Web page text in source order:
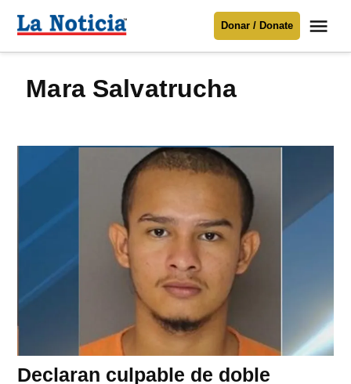
Para mantenerte informado necesitamos
contenido
Noticia
Donar / Donate
Mara Salvatrucha
Declaran culpable de doble